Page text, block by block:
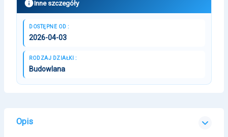
Inne szczegóły
DOSTĘPNE OD :
2026-04-03
RODZAJ DZIAŁKI :
Budowlana
Opis